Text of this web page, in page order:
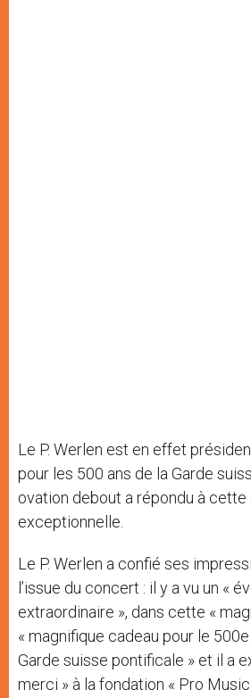
Le P. Werlen est en effet
pour les 500 ans de la Garde
ovation debout a répondu à
exceptionnelle.
Le P. Werlen a confié ses
l’issue du concert : il y a vu un «
extraordinaire », dans cette «
« magnifique cadeau pour le
Garde suisse pontificale » et il a
merci » à la fondation « Pro